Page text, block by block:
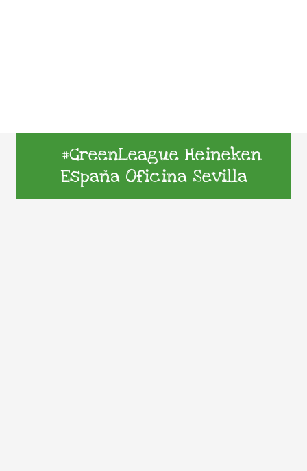
#GreenLeague Heineken
España Oficina Sevilla